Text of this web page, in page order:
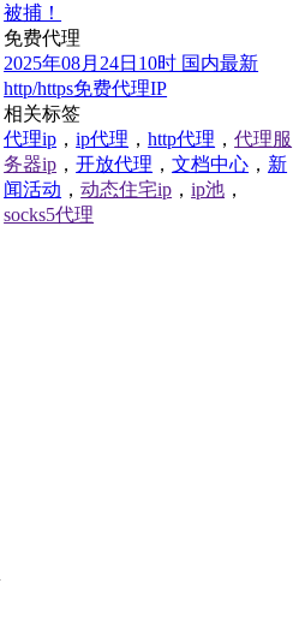
被捕！
免费代理
2025年08月24日10时 国内最新
http/https免费代理IP
相关标签
代理ip ，ip代理 ，http代理 ，代理服
务器ip ，开放代理 ，文档中心 ， 新
闻活动 ，动态住宅ip ，ip池 ，
socks5代理